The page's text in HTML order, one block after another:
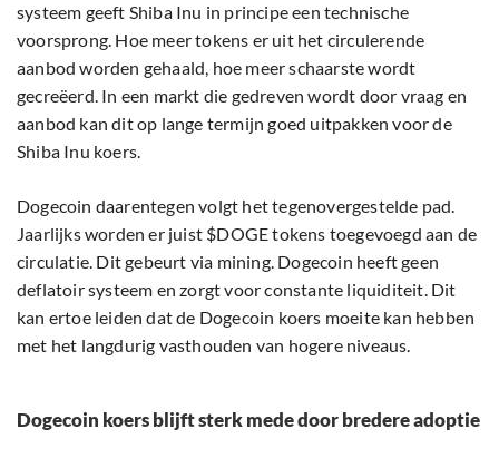
systeem geeft Shiba Inu in principe een technische
voorsprong. Hoe meer tokens er uit het circulerende
aanbod worden gehaald, hoe meer schaarste wordt
gecreëerd. In een markt die gedreven wordt door vraag en
aanbod kan dit op lange termijn goed uitpakken voor de
Shiba Inu koers.
Dogecoin daarentegen volgt het tegenovergestelde pad.
Jaarlijks worden er juist $DOGE tokens toegevoegd aan de
circulatie. Dit gebeurt via mining. Dogecoin heeft geen
deflatoir systeem en zorgt voor constante liquiditeit. Dit
kan ertoe leiden dat de Dogecoin koers moeite kan hebben
met het langdurig vasthouden van hogere niveaus.
Dogecoin koers blijft sterk mede door bredere adoptie